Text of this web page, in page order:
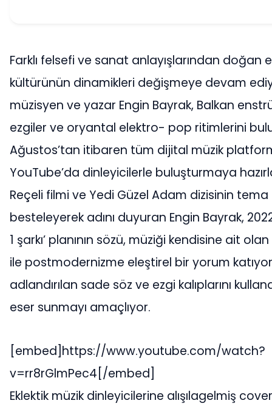
Farklı felsefi ve sanat anlayışlarından doğan
kültürünün dinamikleri değişmeye devam
müzisyen ve yazar Engin Bayrak, Balkan
ezgiler ve oryantal elektro- pop ritimlerini
Ağustos’tan itibaren tüm dijital müzik
YouTube’da dinleyicilerle buluşturmaya
Reçeli filmi ve Yedi Güzel Adam dizisinin tema
besteleyerek adını duyuran Engin Bayrak,
1 şarkı’ planının sözü, müziği kendisine ait
ile postmodernizme eleştirel bir yorum
adlandırılan sade söz ve ezgi kalıplarını
eser sunmayı amaçlıyor.
[embed]https://www.youtube.com/watch?
v=rr8rGlmPec4[/embed]
Eklektik müzik dinleyicilerine alışılagelmiş